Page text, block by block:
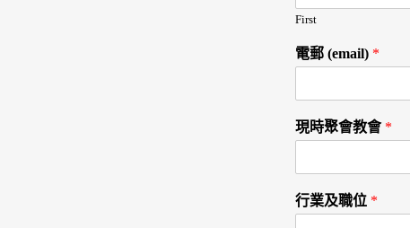
First
電郵 (email) *
現時聚會教會 *
行業及職位 *